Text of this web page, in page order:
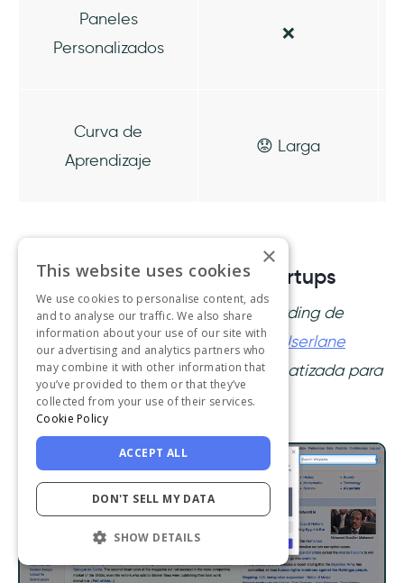
Paneles
Personalizados
❌
Curva de
Aprendizaje
😟 Larga
2- Userlane vs Pendo for Startups
Además de las funciones de onboarding de
usuarios y adopción de productos,
Userlane
también ofrece capacitación automatizada para
los funcionarios.
×
This website uses cookies
We use cookies to personalise content, ads
and to analyse our traffic. We also share
information about your use of our site with
our advertising and analytics partners who
may combine it with other information that
you’ve provided to them or that they’ve
collected from your use of their services.
Cookie Policy
ACCEPT ALL
DON'T SELL MY DATA
SHOW DETAILS